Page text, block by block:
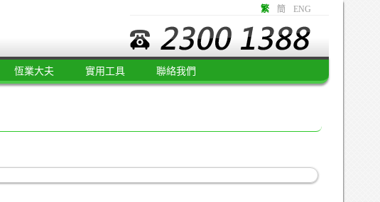
繁 簡 ENG
恆業大夫 實用工具 聯絡我們